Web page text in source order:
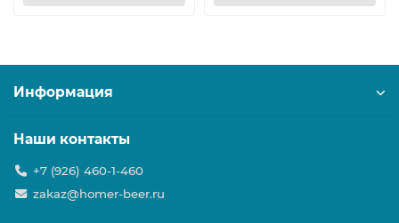
Информация
Наши контакты
+7 (926) 460-1-460
zakaz@homer-beer.ru